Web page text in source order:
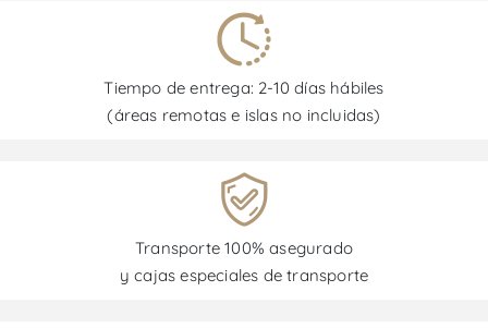
Tiempo de entrega: 2-10 días hábiles
(áreas remotas e islas no incluidas)
Transporte 100% asegurado
y cajas especiales de transporte